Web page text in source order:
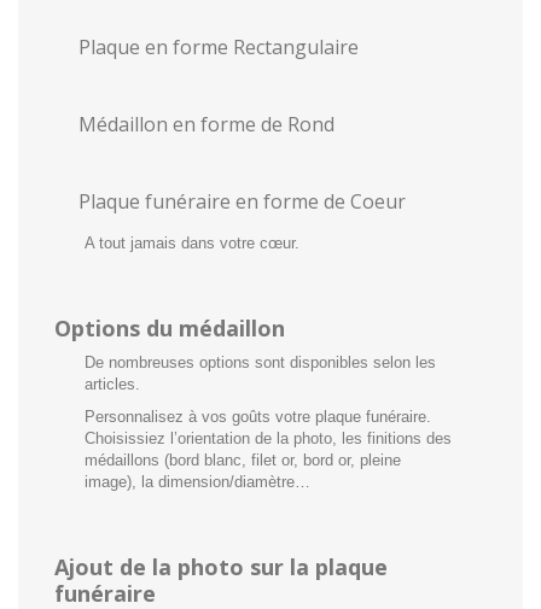
Plaque en forme Rectangulaire
Médaillon en forme de Rond
Plaque funéraire en forme de Coeur
A tout jamais dans votre cœur.
Options du médaillon
De nombreuses options sont disponibles selon les
articles.
Personnalisez à vos goûts votre plaque funéraire.
Choisissiez l’orientation de la photo, les finitions des
médaillons (bord blanc, filet or, bord or, pleine
image), la dimension/diamètre…
Ajout de la photo sur la plaque
funéraire